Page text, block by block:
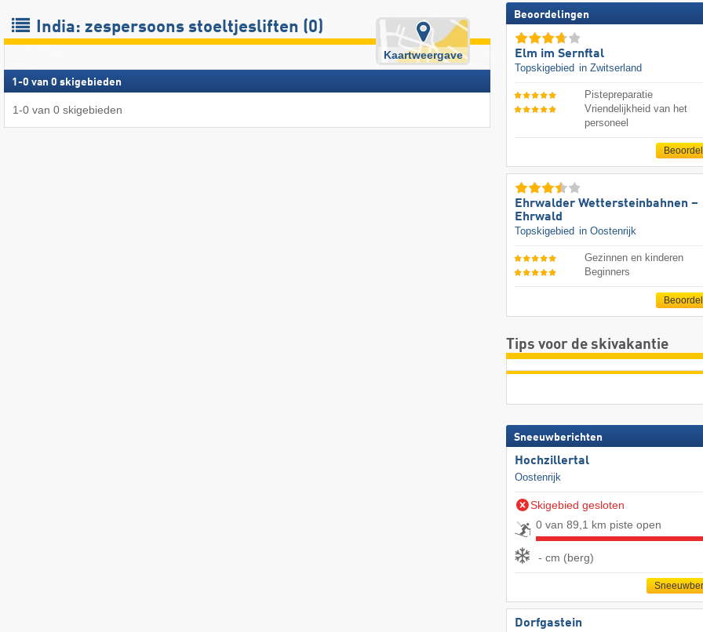
India: zespersoons stoeltjesliften (0)
Kaartweergave
1 -0 van 0 skigebieden
1-0 van 0 skigebieden
Beoordelingen
Elm im Sernftal
Topskigebied in Zwitserland
Pistepreparatie
Vriendelijkheid van het
personeel
Ehrwalder Wettersteinbahnen –
Ehrwald
Topskigebied in Oostenrijk
Gezinnen en kinderen
Beginners
Tips voor de skivakantie
Sneeuwberichten
Hochzillertal
Oostenrijk
Skigebied gesloten
0 van 89,1 km piste open
- cm (berg)
Dorfgastein